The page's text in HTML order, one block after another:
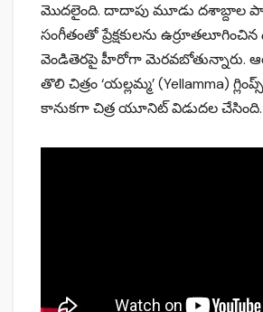
మొదలైంది. దాదాపు మూడు దశాబ్దాల
సంగీతంతో ప్రేక్షకులను ఉర్రూతలూగించిన
వెండితెరపై హీరోగా మెరవబోతున్నారు.
తొలి చిత్రం ‘యల్లమ్మ’ (Yellamma)
కానుకగా చిత్ర యూనిట్ విడుదల చేసింది.